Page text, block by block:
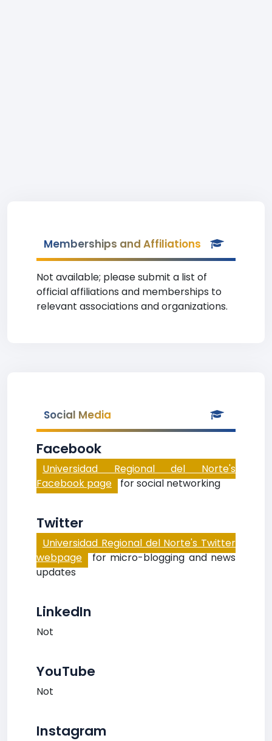
Memberships and Affiliations
Not available; please submit a list of
official affiliations and memberships to
relevant associations and organizations.
Social Media
Facebook
Universidad Regional del Norte's
Facebook page for social networking
Twitter
Universidad Regional del Norte's Twitter
webpage for micro-blogging and news
updates
LinkedIn
Not
YouTube
Not
Instagram